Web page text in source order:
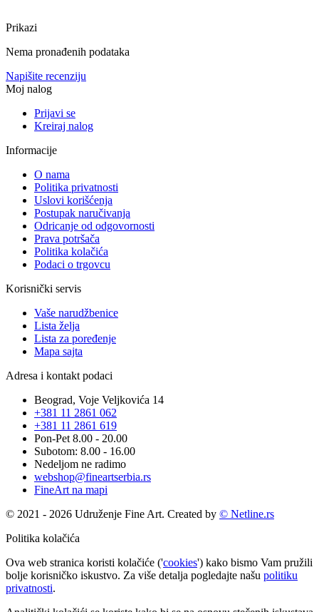
Prikazi
Nema pronađenih podataka
Napišite recenziju
Moj nalog
Prijavi se
Kreiraj nalog
Informacije
O nama
Politika privatnosti
Uslovi korišćenja
Postupak naručivanja
Odricanje od odgovornosti
Prava potršača
Politika kolačića
Podaci o trgovcu
Korisnički servis
Vaše narudžbenice
Lista želja
Lista za poređenje
Mapa sajta
Adresa i kontakt podaci
Beograd, Voje Veljkovića 14
+381 11 2861 062
+381 11 2861 619
Pon-Pet 8.00 - 20.00
Subotom: 8.00 - 16.00
Nedeljom ne radimo
webshop@fineartserbia.rs
FineArt na mapi
© 2021 - 2026 Udruženje Fine Art. Created by © Netline.rs
Politika kolačića
Ova web stranica koristi kolačiće ('cookies') kako bismo Vam pružili
bolje korisničko iskustvo. Za više detalja pogledajte našu politiku
privatnosti.